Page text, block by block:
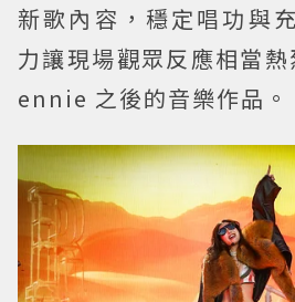
新歌內容，穩定唱功與
力讓現場觀眾反應相當
ennie 之後的音樂作品。